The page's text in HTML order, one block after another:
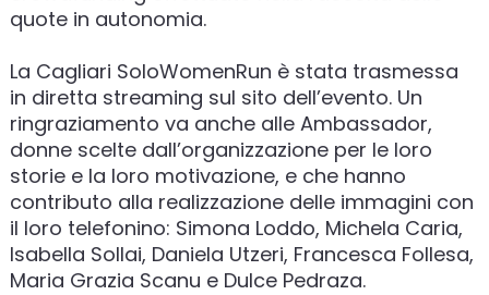
quote in autonomia.
La Cagliari SoloWomenRun è stata trasmessa
in diretta streaming sul sito dell’evento. Un
ringraziamento va anche alle Ambassador,
donne scelte dall’organizzazione per le loro
storie e la loro motivazione, e che hanno
contributo alla realizzazione delle immagini con
il loro telefonino: Simona Loddo, Michela Caria,
Isabella Sollai, Daniela Utzeri, Francesca Follesa,
Maria Grazia Scanu e Dulce Pedraza.